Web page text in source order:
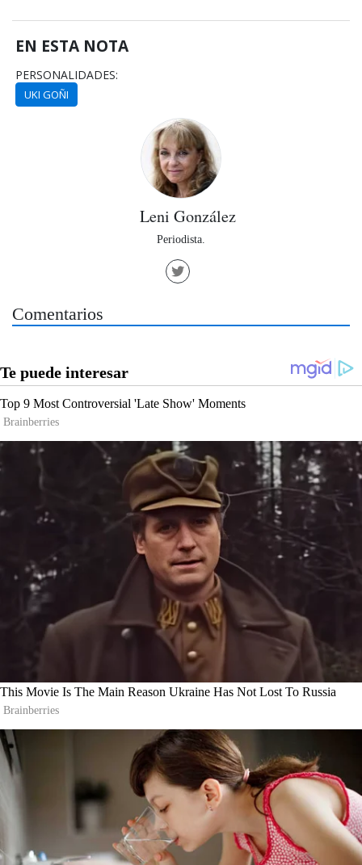
EN ESTA NOTA
PERSONALIDADES:
UKI GOÑI
Leni González
Periodista.
Comentarios